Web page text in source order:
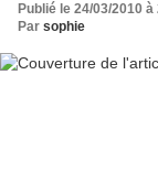
Publié le 24/03/2010 à
Par sophie